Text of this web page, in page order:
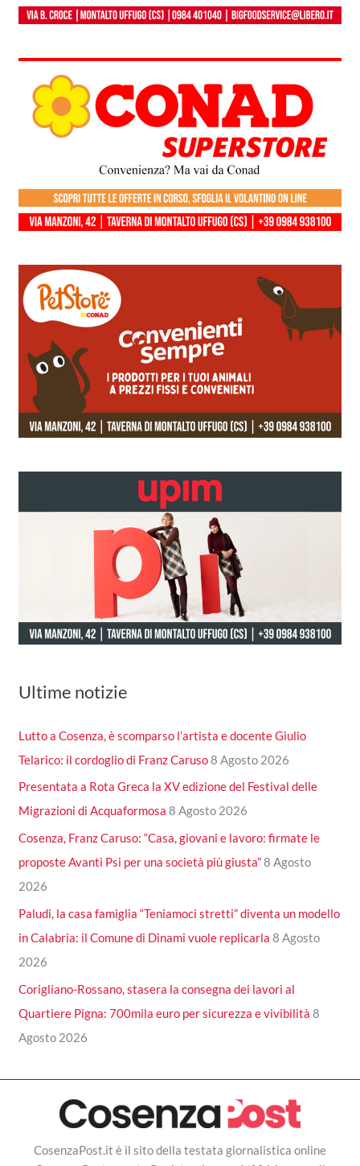
Ultime notizie
Lutto a Cosenza, è scomparso l’artista e docente Giulio
Telarico: il cordoglio di Franz Caruso8 Agosto 2026
Presentata a Rota Greca la XV edizione del Festival delle
Migrazioni di Acquaformosa 8 Agosto 2026
Cosenza, Franz Caruso: “Casa, giovani e lavoro: firmate le
proposte Avanti Psi per una società più giusta”8 Agosto
2026
Paludi, la casa famiglia “Teniamoci stretti” diventa un modello
in Calabria: il Comune di Dinami vuole replicarla 8 Agosto
2026
Corigliano-Rossano, stasera la consegna dei lavori al
Quartiere Pigna: 700mila euro per sicurezza e vivibilità 8
Agosto 2026
CosenzaPost.it è il sito della testata giornalistica online